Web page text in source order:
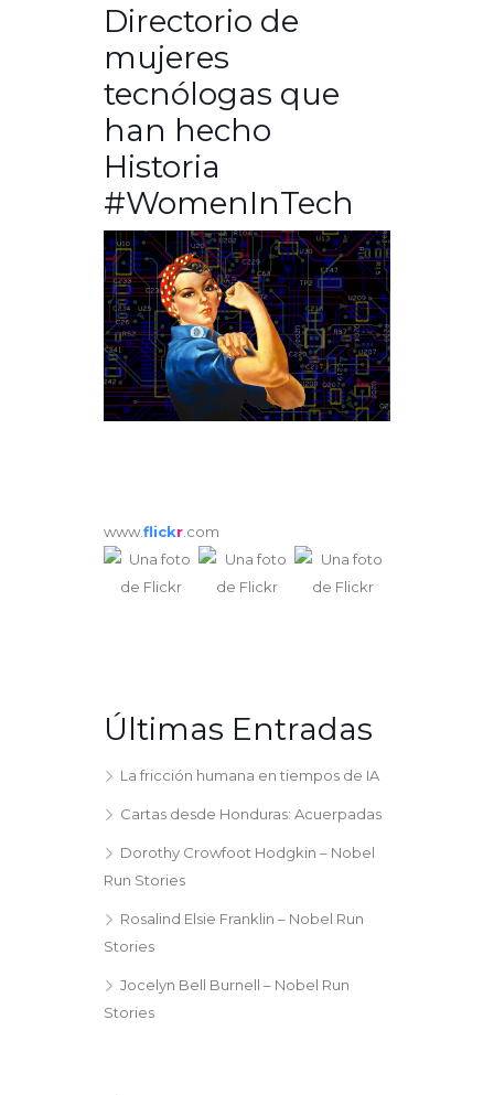
Directorio de
mujeres
tecnólogas que
han hecho
Historia
#WomenInTech
www.flickr .com
Últimas Entradas
La fricción humana en tiempos de IA
Cartas desde Honduras: Acuerpadas
Dorothy Crowfoot Hodgkin – Nobel
Run Stories
Rosalind Elsie Franklin – Nobel Run
Stories
Jocelyn Bell Burnell – Nobel Run
Stories